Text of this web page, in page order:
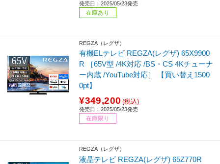
発売日：2025/05/23発売
在庫あり
REGZA（レグザ）
有機ELテレビ REGZA(レグザ) 65X9900
R ［65V型 /4K対応 /BS・CS 4Kチューナ
ー内蔵 /YouTube対応］ 【買い替え1500
0pt】
¥349,200 (税込)
発売日：2025/05/23発売
在庫限り
REGZA（レグザ）
液晶テレビ REGZA(レグザ) 65Z770R